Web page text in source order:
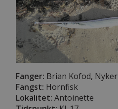
Fanger: Brian Kofod, Nyker
Fangst: Hornfisk
Lokalitet: Antoinette